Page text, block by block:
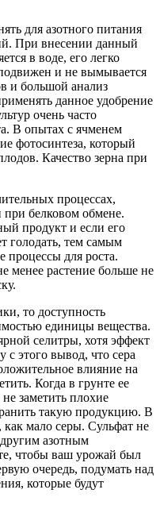
для азотного питания
При внесении данный
в воде, его легко
и не вымывается
и большой анализ
данное удобрение
очень часто
В опытах с ячменем
фотосинтеза, который
Качество зерна при
процессах,
при белковом обмене.
продукт и если его
голодать, тем самым
процессы для роста.
менее растение больше не
то доступность
единицы вещества.
селитры, хотя эффект
этого вывод, что сера
влияние на
Когда в грунте ее
заметить плохие
такую продукцию. В
мало серы. Сульфат не
азотным
чтобы ваш урожай был
очередь, подумать над
которые будут